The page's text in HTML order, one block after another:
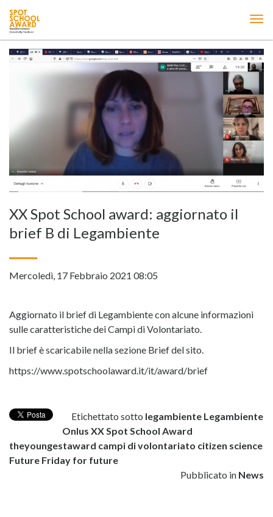
XX Spot School award: aggiornato il
brief B di Legambiente
Mercoledì, 17 Febbraio 2021 08:05
Aggiornato il brief di Legambiente con alcune informazioni
sulle caratteristiche dei Campi di Volontariato.
Il brief è scaricabile nella sezione Brief del sito.
https://www.spotschoolaward.it/it/award/brief
Etichettato sotto legambiente Legambiente
Onlus XX Spot School Award
theyoungestaward campi di volontariato citizen science
Future Friday for future
Pubblicato in News